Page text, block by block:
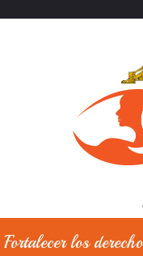
Fortalecer los